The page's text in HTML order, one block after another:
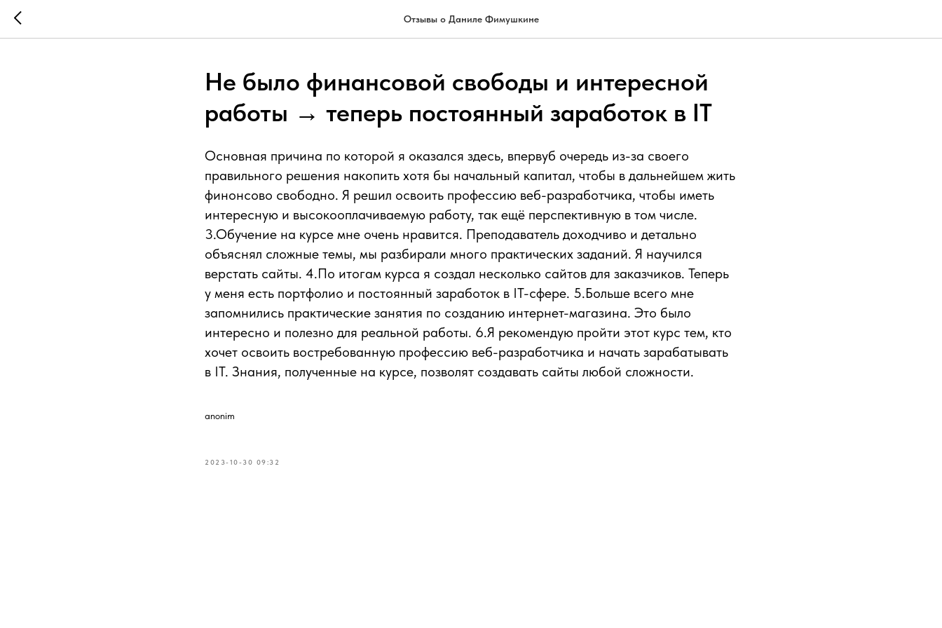
Отзывы о Даниле Фимушкине
Не было финансовой свободы и интересной
работы → теперь постоянный заработок в IT
Основная причина по которой я оказался здесь, впервуб очередь из-за своего
правильного решения накопить хотя бы начальный капитал, чтобы в дальнейшем жить
финонсово свободно. Я решил освоить профессию веб-разработчика, чтобы иметь
интересную и высокооплачиваемую работу, так ещё перспективную в том числе.
3.Обучение на курсе мне очень нравится. Преподаватель доходчиво и детально
объяснял сложные темы, мы разбирали много практических заданий. Я научился
верстать сайты. 4.По итогам курса я создал несколько сайтов для заказчиков. Теперь
у меня есть портфолио и постоянный заработок в IT-сфере. 5.Больше всего мне
запомнились практические занятия по созданию интернет-магазина. Это было
интересно и полезно для реальной работы. 6.Я рекомендую пройти этот курс тем, кто
хочет освоить востребованную профессию веб-разработчика и начать зарабатывать
в IT. Знания, полученные на курсе, позволят создавать сайты любой сложности.
anonim
2023-10-30 09:32